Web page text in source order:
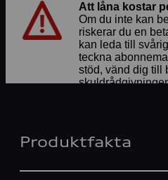
Produktfakta